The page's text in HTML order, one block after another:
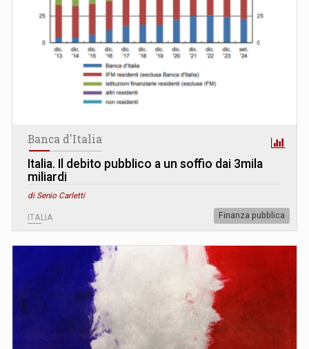
Banca d'Italia
Italia. Il debito pubblico a un soffio dai 3mila
miliardi
di Senio Carletti
ITALIA Finanza pubblica